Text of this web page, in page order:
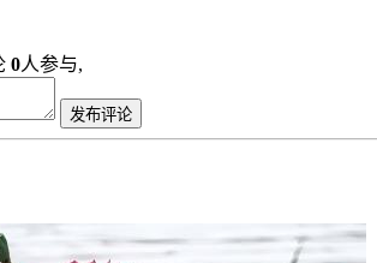
0人参与,
发布评论